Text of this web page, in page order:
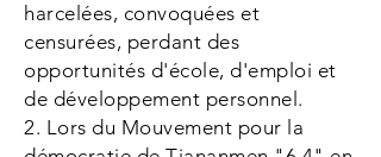
harcelées, convoquées et
censurées, perdant des
opportunités d'école, d'emploi et
de développement personnel.
2. Lors du Mouvement pour la